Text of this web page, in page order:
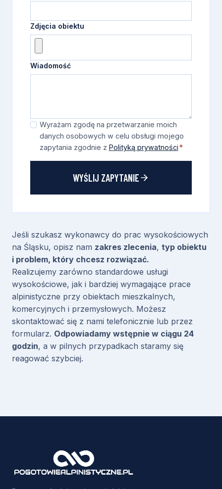
Zdjęcia obiektu
Wiadomość
Z
d
p
z
e
t
w
a
r
z
a
n
i
e
o
Wyrażam zgodę na przetwarzanie moich
danych osobowych w celu obsługi mojego
zapytania zgodnie z Polityką prywatności*
WYŚLIJ ZAPYTANIE
Jeśli szukasz wykonawcy do prac wysokościowych
na Śląsku, opisz nam zakres zlecenia, typ obiektu
i problem, który chcesz rozwiązać.
Realizujemy zarówno standardowe usługi
wysokościowe, jak i bardziej wymagające prace
alpinistyczne przy obiektach mieszkalnych,
komercyjnych i przemysłowych. Możesz
skontaktować się z nami telefonicznie lub przez
formularz. Odpowiadamy wstępnie w ciągu 24
godzin, a w pilnych przypadkach staramy się
reagować szybciej.